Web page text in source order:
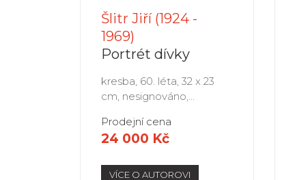
Šlitr Jiří (1924 -
1969)
Portrét dívky
kresba, 60. léta, 32 x 23
cm, nesignováno,...
Prodejní cena
24 000 Kč
VÍCE O AUTOROVI